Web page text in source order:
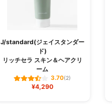
J/standard(ジェイスタンダー
ド)
リッチセラ スキン＆ヘアクリ
ーム
3.70(2)
¥4,290